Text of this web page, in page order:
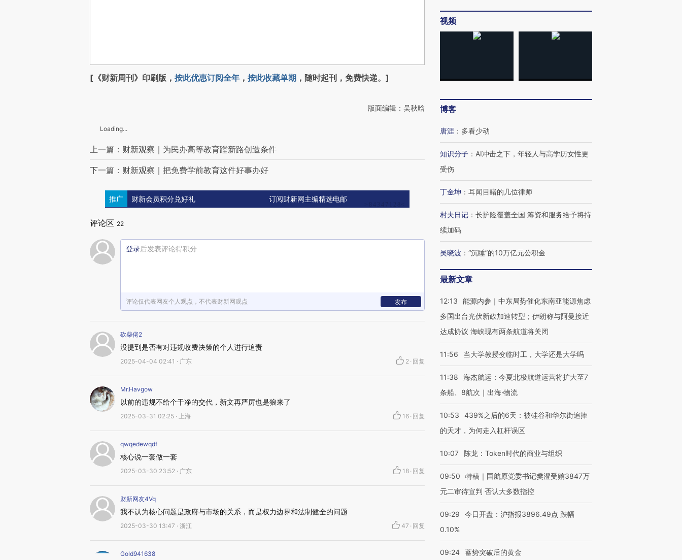
[《财新周刊》印刷版， 按此优惠订阅全年 ， 按此收藏单期 ，随时起刊，免费快递。]
版面编辑：吴秋晗
Loading...
上一篇：财新观察｜为民办高等教育蹚新路创造条件
下一篇：财新观察｜把免费学前教育这件好事办好
推广 财新会员积分兑好礼 订阅财新网主编精选电邮
评论区 22
登录后发表评论得积分
评论仅代表网友个人观点，不代表财新网观点 发布
砍柴佬2
没提到是否有对违规收费决策的个人进行追责
2025-04-04 02:41 · 广东 2 · 回复
Mr.Havgow
以前的违规不给个干净的交代，新文再严厉也是狼来了
2025-03-31 02:25 · 上海 16 · 回复
qwqedewqdf
核心说一套做一套
2025-03-30 23:52 · 广东 18 · 回复
财新网友4Vq
我不认为核心问题是政府与市场的关系，而是权力边界和法制健全的问题
2025-03-30 13:47 · 浙江 47 · 回复
Gold941638
视频
博客
唐涯 ： 多看少动
知识分子 ： AI冲击之下，年轻人与高学历女性更
受伤
丁金坤 ： 耳闻目睹的几位律师
村夫日记 ： 长护险覆盖全国 筹资和服务给予将持
续加码
吴晓波 ： “沉睡”的10万亿元公积金
最新文章
12:13
能源内参｜中东局势催化东南亚能源焦虑
多国出台光伏新政加速转型；伊朗称与阿曼接近
达成协议 海峡现有两条航道将关闭
11:56 当大学教授变临时工，大学还是大学吗
11:38
海杰航运：今夏北极航道运营将扩大至7
条船、8航次｜出海·物流
10:53
439%之后的6天：被硅谷和华尔街追捧
的天才，为何走入杠杆误区
10:07 陈龙：Token时代的商业与组织
09:50
特稿｜国航原党委书记樊澄受贿3847万
元二审待宣判 否认大多数指控
09:29
今日开盘：沪指报3896.49点 跌幅
0.10%
09:24 蓄势突破后的黄金